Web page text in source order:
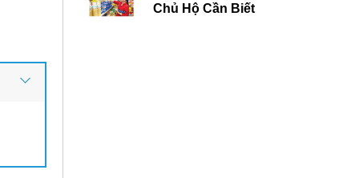
Chủ Hộ Cần Biết